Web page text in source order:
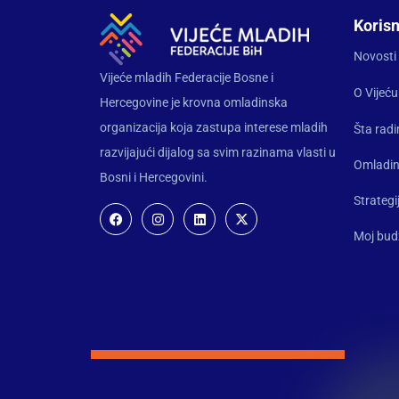
Vijeće mladih Federacije Bosne i
Hercegovine je krovna omladinska
organizacija koja zastupa interese mladih
razvijajući dijalog sa svim razinama vlasti u
Bosni i Hercegovini.
Novosti
O Vijeću
Šta
Moj